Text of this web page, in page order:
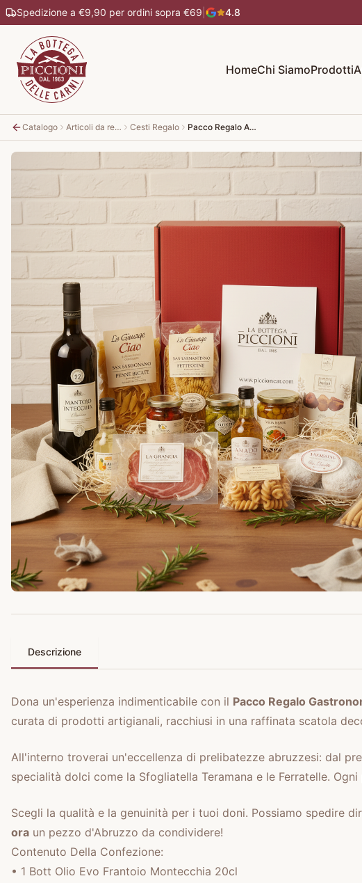
Spedizione a €9,90 per ordini sopra €69 4.8
HomeChi SiamoProdotti
Catalogo Articoli da regalo Cesti Regalo Pacco Regalo Abruzzese Gastronomico "Alcyone"
Descrizione
Dona un'esperienza indimenticabile con il Pacco Regalo
curata di prodotti artigianali, racchiusi in una raffinata scatola
All'interno troverai un'eccellenza di prelibatezze abruzzesi: dal
specialità dolci come la Sfogliatella Teramana e le Ferratelle.
Scegli la qualità e la genuinità per i tuoi doni. Possiamo spedire
ora un pezzo d'Abruzzo da condividere!
Contenuto Della Confezione:
• 1 Bott Olio Evo Frantoio Montecchia 20cl